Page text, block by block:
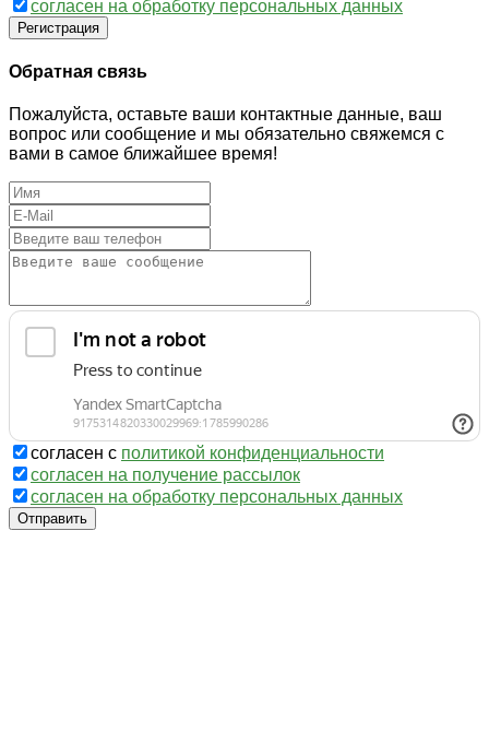
согласен на обработку персональных данных
Регистрация
Обратная связь
Пожалуйста, оставьте ваши контактные данные, ваш
вопрос или сообщение и мы обязательно свяжемся с
вами в самое ближайшее время!
согласен с политикой конфиденциальности
согласен на получение рассылок
согласен на обработку персональных данных
Отправить